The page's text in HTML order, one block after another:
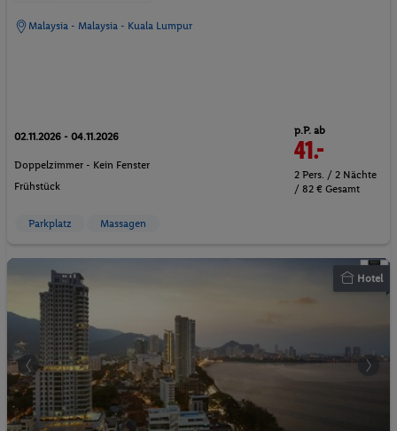
Malaysia - Malaysia - Kuala Lumpur
02.11.2026 - 04.11.2026
Doppelzimmer - Kein Fenster
Frühstück
p.P. ab
41.-
2 Pers. / 2 Nächte
/ 82 € Gesamt
Parkplatz Massagen
Hotel